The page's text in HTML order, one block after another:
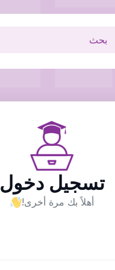
تسجيل دخول
أهلاً بك مرة أخرى!